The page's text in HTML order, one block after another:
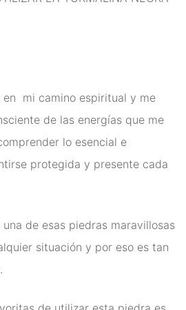
en mi camino espiritual y me
de las energías que me
lo esencial e
protegida y presente cada
de esas piedras maravillosas
situación y por eso es tan